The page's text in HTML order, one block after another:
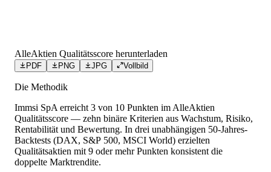
AlleAktien Qualitätsscore herunterladen
PDF PNG JPG Vollbild
Die Methodik
Immsi SpAerreicht 3 von 10 Punkten im AlleAktien
Qualitätsscore — zehn binäre Kriterien aus Wachstum, Risiko,
Rentabilität und Bewertung. In drei unabhängigen 50-Jahres-
Backtests (DAX, S&P 500, MSCI World) erzielten
Qualitätsaktien mit 9 oder mehr Punkten konsistent die
doppelte Marktrendite.